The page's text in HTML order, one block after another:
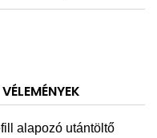
VÉLEMÉNYEK
alapozó utántöltő